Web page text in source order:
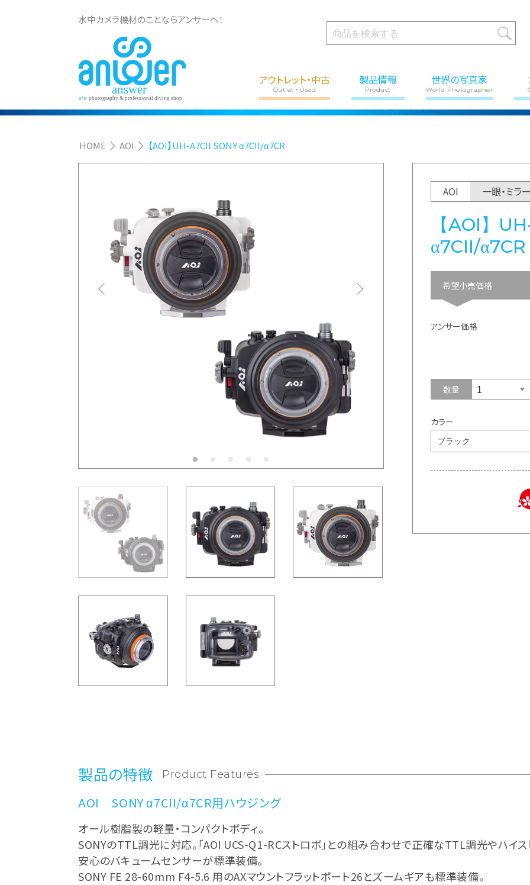
水中カメラ機材のことならアンサーへ！
アウトレット・中古
Outlet・Used
製品情報
Product
世界の写真家
World Photographer
HOME AOI 【AOI】UH-A7CII SONY α7CII/α7CR
AOI 一眼・ミラ
【AOI】
α7CII/α7CR
希望小売価格
アンサー価格
数量
カラー
製品の特徴 Product Features
AOI SONY α7CII/α7CR用ハウジング
オール樹脂製の軽量・コンパクトボディ。
SONYのTTL調光に対応。「AOI UCS-Q1-RCストロボ」との組み合わせで正確なTTL調光やハイス
安心のバキュームセンサーが標準装備。
SONY FE 28-60mm F4-5.6 用のAXマウントフラットポート26とズームギアも標準装備。